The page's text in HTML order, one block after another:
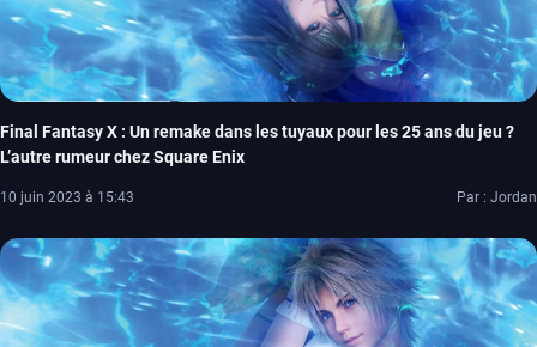
Final Fantasy X : Un remake dans les tuyaux pour les 25 ans du jeu ?
L’autre rumeur chez Square Enix
10 juin 2023 à 15:43 Par : Jordan